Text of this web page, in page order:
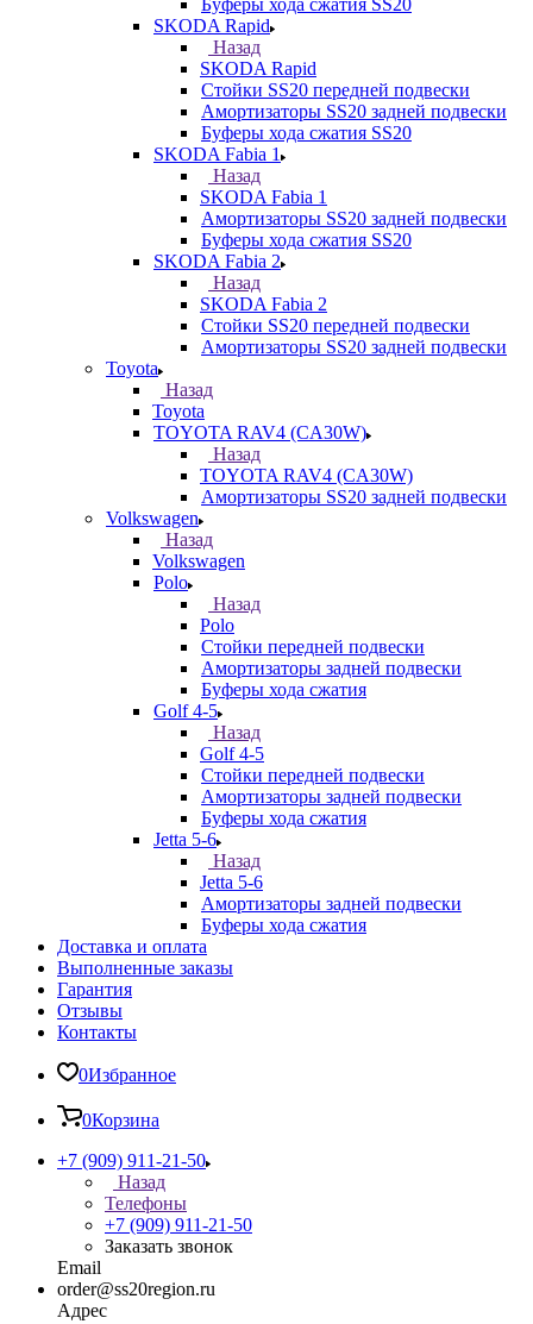
Буферы хода сжатия SS20
SKODA Rapid
Назад
SKODA Rapid
Стойки SS20 передней подвески
Амортизаторы SS20 задней подвески
Буферы хода сжатия SS20
SKODA Fabia 1
Назад
SKODA Fabia 1
Амортизаторы SS20 задней подвески
Буферы хода сжатия SS20
SKODA Fabia 2
Назад
SKODA Fabia 2
Стойки SS20 передней подвески
Амортизаторы SS20 задней подвески
Toyota
Назад
Toyota
TOYOTA RAV4 (CA30W)
Назад
TOYOTA RAV4 (CA30W)
Амортизаторы SS20 задней подвески
Volkswagen
Назад
Volkswagen
Polo
Назад
Polo
Стойки передней подвески
Амортизаторы задней подвески
Буферы хода сжатия
Golf 4-5
Назад
Golf 4-5
Стойки передней подвески
Амортизаторы задней подвески
Буферы хода сжатия
Jetta 5-6
Назад
Jetta 5-6
Амортизаторы задней подвески
Буферы хода сжатия
Доставка и оплата
Выполненные заказы
Гарантия
Отзывы
Контакты
0Избранное
0Корзина
+7 (909) 911-21-50
Назад
Телефоны
+7 (909) 911-21-50
Заказать звонок
Email
order@ss20region.ru
Адрес